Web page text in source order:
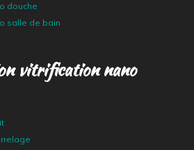
douche
salle de bain
vitrification nano